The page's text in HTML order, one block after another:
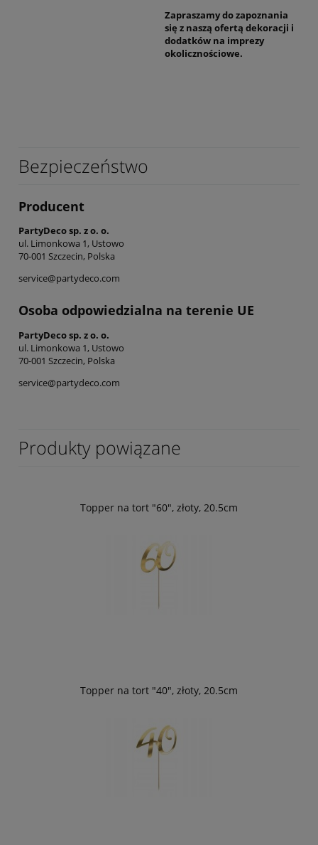
Zapraszamy do zapoznania
się z naszą ofertą dekoracji i
dodatków na imprezy
okolicznościowe.
Bezpieczeństwo
Producent
PartyDeco sp. z o. o.
ul. Limonkowa 1, Ustowo
70-001 Szczecin, Polska
service@partydeco.com
Osoba odpowiedzialna na terenie UE
PartyDeco sp. z o. o.
ul. Limonkowa 1, Ustowo
70-001 Szczecin, Polska
service@partydeco.com
Produkty powiązane
Topper na tort "60", złoty, 20.5cm
Topper na tort "40", złoty, 20.5cm